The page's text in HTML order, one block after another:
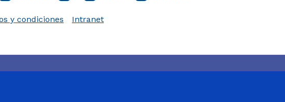
y condiciones Intranet